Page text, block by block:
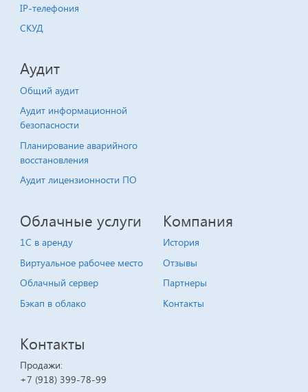
IP-телефония
СКУД
Аудит
Общий аудит
Аудит информационной
безопасности
Планирование аварийного
восстановления
Аудит лицензионности ПО
Облачные услуги
1C в аренду
Виртуальное рабочее место
Облачный сервер
Бэкап в облако
Компания
История
Отзывы
Партнеры
Контакты
Контакты
Продажи:
+7 (918) 399-78-99